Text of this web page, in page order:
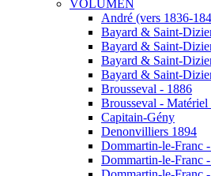
VOLUMEN
André (vers 1836-
Bayard & Saint-
Bayard & Saint-
Bayard & Saint-
Bayard & Saint-
Brousseval - 1886
Brousseval - Matériel
Capitain-Gény
Denonvilliers 1894
Dommartin-le-Franc
Dommartin-le-Franc